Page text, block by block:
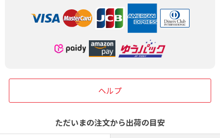
ヘルプ
ただいまの注文から出荷の目安